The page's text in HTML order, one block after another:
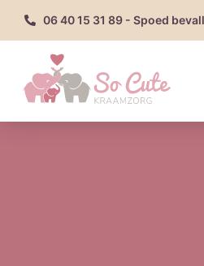
06 40 15 31 89 - Spoed